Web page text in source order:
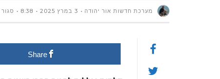
מערכת חדשות אור יהודה 3 במרץ 2025 8:38
Share